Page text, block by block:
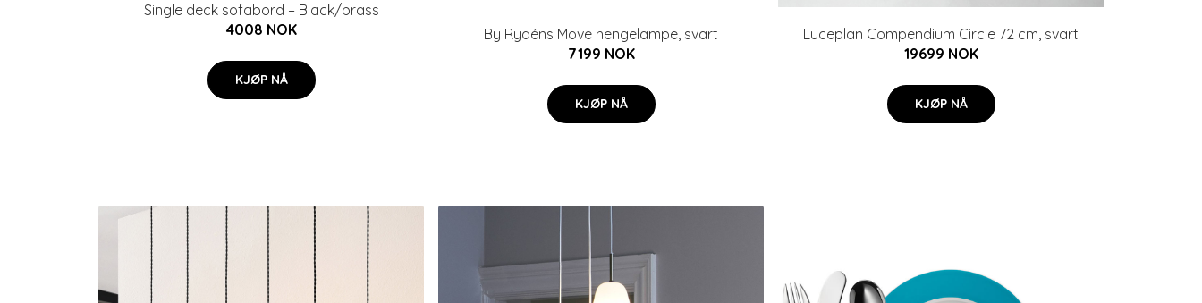
Single deck sofabord – Black/brass
4008 NOK
KJØP NÅ
By Rydéns Move hengelampe, svart
7199 NOK
KJØP NÅ
Luceplan Compendium Circle 72 cm, svart
19699 NOK
KJØP NÅ